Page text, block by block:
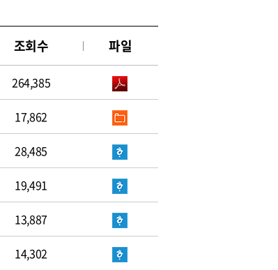
조회수 파일
264,385
17,862
28,485
19,491
13,887
14,302